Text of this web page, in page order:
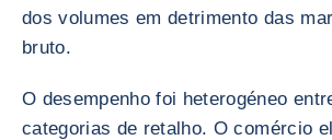
dos volumes em detrimento das
bruto.
O desempenho foi heterogéneo
categorias de retalho. O comércio